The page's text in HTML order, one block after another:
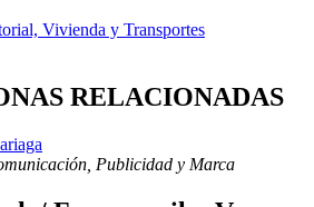
Vivienda y Transportes
RELACIONADAS
Publicidad y Marca